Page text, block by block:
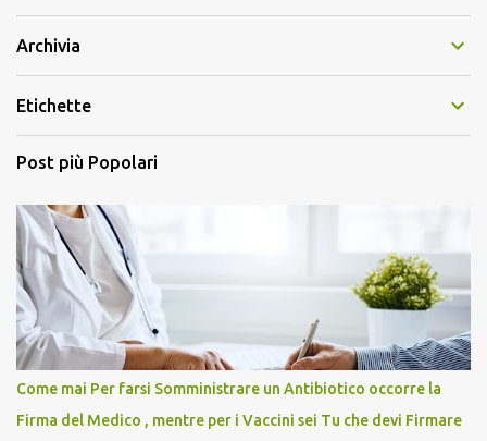
Archivia
Etichette
Post più Popolari
Come mai Per farsi Somministrare un Antibiotico occorre la
Firma del Medico , mentre per i Vaccini sei Tu che devi Firmare